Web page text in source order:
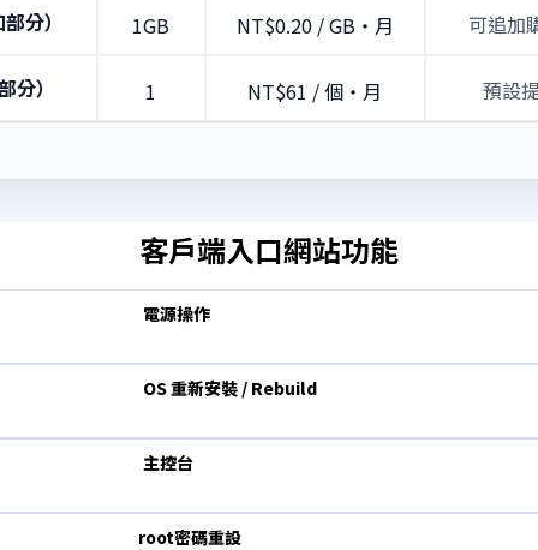
分） 1GB NT$0.20 / GB・月 可追加
分） 1 NT$61 / 個・月 預設
客戶端入口網站功能
電源操作
OS 重新安裝 / Rebuild
主控台
root密碼重設